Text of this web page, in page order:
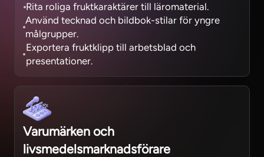
Rita roliga fruktkaraktärer till läromaterial.
Använd tecknad och bildbok-stilar för yngre
målgrupper.
Exportera fruktklipp till arbetsblad och
presentationer.
Varumärken och
livsmedelsmarknadsförare